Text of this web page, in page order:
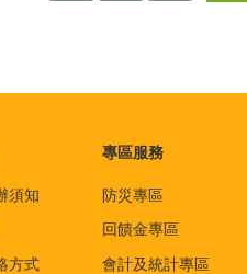
須知
方式
專區服務
防災專區
回饋金專區
會計及統計專區